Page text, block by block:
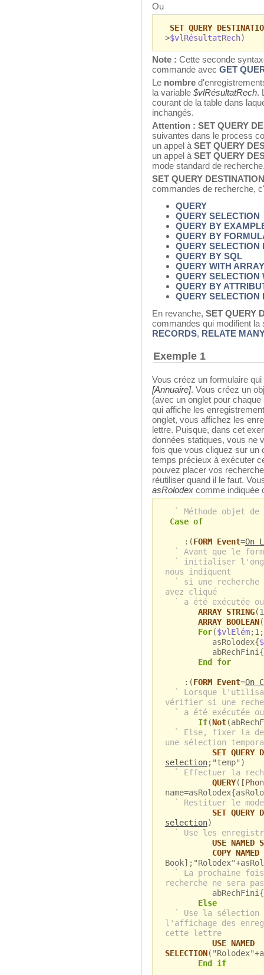
Ou
SET QUERY
>$vlRésultatRech)
Note : Cette seconde
commande avec GET
Le nombre
la variable $vlRésultatRech.
courant de la table dans
inchangés.
Attention : SET QUERY
suivantes dans le process
un appel àSET QUERY
un appel àSET QUERY
mode standard de
SET QUERY DESTINATION
commandes de recherche,
QUERY
QUERY SELECTION
QUERY BY
QUERY BY
QUERY SELECTION
QUERY BY SQL
QUERY WITH ARRAY
QUERY SELECTION
QUERY BY
QUERY SELECTION
En revanche, SET QUERY
commandes qui modifient
RECORDS, RELATE
Exemple 1
Vous créez un formulaire
[Annuaire]. Vous créez un
(avec un onglet pour
qui affiche les
onglet, vous affichez les
lettre. Puisque, dans cet
données statiques, vous ne
fois que vous cliquez sur un
temps précieux à exécuter
pouvez placer vos
réutiliser quand il le faut.
asRolodex comme indiquée
` Méthode objet
Case of
:(FORM Event=On
` Avant que le
` initialiser
nous indiquent
` si une
avez cliqué
` a été exécutée
ARRAY STRING
ARRAY BOOLEAN(
For($vlElém
asRolodex{
abRechFini{
End for
:(FORM Event=On
` Lorsque
vérifier si une
` a été exécutée
If(Not
` Else, fixer la
une sélection
SET QUERY
selection;"temp")
` Effectuer la
QUERY( [Pho
` Restituer le
SET QUERY
selection)
` Use les
USE NAMED
COPY
` La prochaine
recherche ne sera
Else
` Use la sélection
l'affichage des
cette lettre
USE NAMED
SELECTION
End if